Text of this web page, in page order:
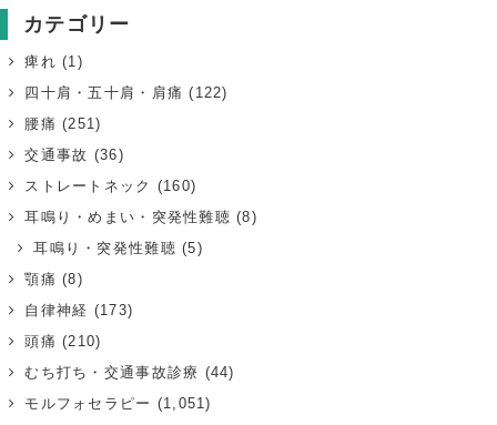
カテゴリー
痺れ (1)
四十肩・五十肩・肩痛 (122)
腰痛 (251)
交通事故 (36)
ストレートネック (160)
耳鳴り・めまい・突発性難聴 (8)
耳鳴り・突発性難聴 (5)
顎痛 (8)
自律神経 (173)
頭痛 (210)
むち打ち・交通事故診療 (44)
モルフォセラピー (1,051)